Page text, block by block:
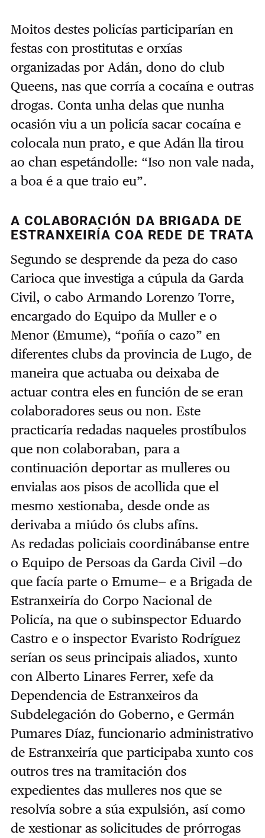
Moitos destes policías participarían en
festas con prostitutas e orxías
organizadas por Adán, dono do club
Queens, nas que corría a cocaína e outras
drogas. Conta unha delas que nunha
ocasión viu a un policía sacar cocaína e
colocala nun prato, e que Adán lla tirou
ao chan espetándolle: “Iso non vale nada,
a boa é a que traio eu”.
A COLABORACIÓN DA BRIGADA DE
ESTRANXEIRÍA COA REDE DE TRATA
Segundo se desprende da peza do caso
Carioca que investiga a cúpula da Garda
Civil, o cabo Armando Lorenzo Torre,
encargado do Equipo da Muller e o
Menor (Emume), “poñía o cazo” en
diferentes clubs da provincia de Lugo, de
maneira que actuaba ou deixaba de
actuar contra eles en función de se eran
colaboradores seus ou non. Este
practicaría redadas naqueles prostíbulos
que non colaboraban, para a
continuación deportar as mulleres ou
envialas aos pisos de acollida que el
mesmo xestionaba, desde onde as
derivaba a miúdo ós clubs afíns.
As redadas policiais coordinábanse entre
o Equipo de Persoas da Garda Civil —do
que facía parte o Emume— e a Brigada de
Estranxeiría do Corpo Nacional de
Policía, na que o subinspector Eduardo
Castro e o inspector Evaristo Rodríguez
serían os seus principais aliados, xunto
con Alberto Linares Ferrer, xefe da
Dependencia de Estranxeiros da
Subdelegación do Goberno, e Germán
Pumares Díaz, funcionario administrativo
de Estranxeiría que participaba xunto cos
outros tres na tramitación dos
expedientes das mulleres nos que se
resolvía sobre a súa expulsión, así como
de xestionar as solicitudes de prórrogas